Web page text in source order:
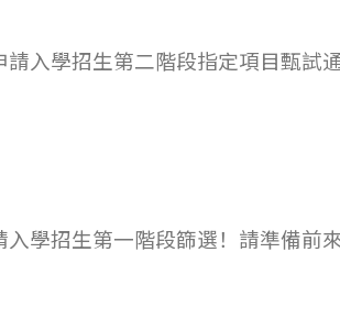
入學招生第二階段指定項目甄試
學招生第一階段篩選！請準備前